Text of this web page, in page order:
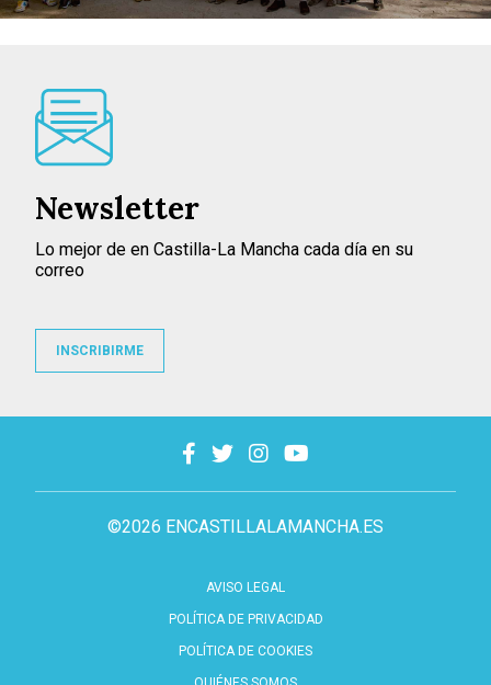
©2026 ENCASTILLALAMANCHA.ES
AVISO LEGAL
POLÍTICA DE PRIVACIDAD
POLÍTICA DE COOKIES
Newsletter
Lo mejor de en Castilla-La Mancha cada día en su
correo
INSCRIBIRME